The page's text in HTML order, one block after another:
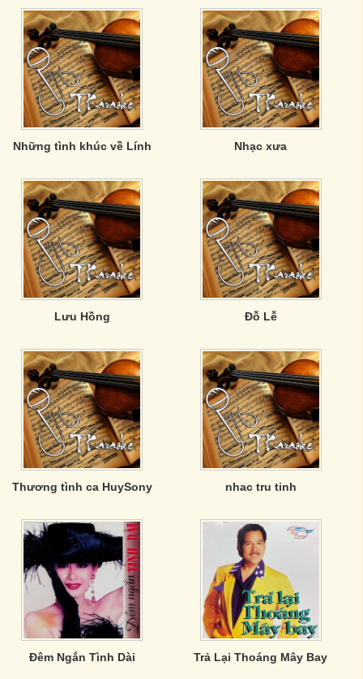
Những tình khúc về Lính Nhạc xưa
Lưu Hồng Đỗ Lễ
Thương tình ca HuySony nhac tru tinh
Đêm Ngắn Tình Dài Trả Lại Thoáng Mây Bay